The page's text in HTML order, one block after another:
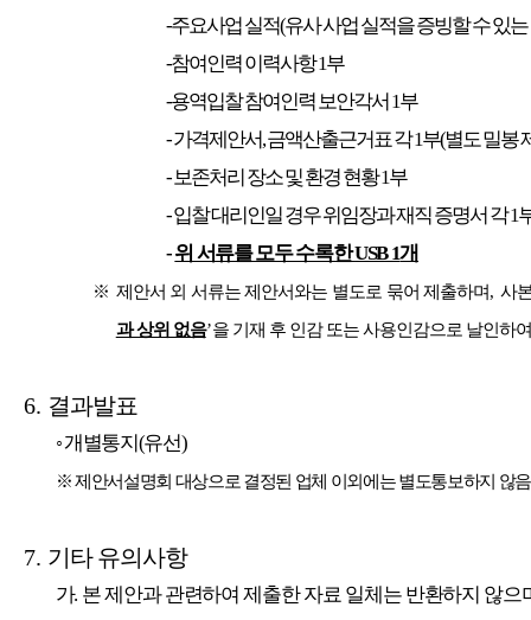
-주요사업 실적(유사 사업 실적을 증빙할 수 있
-참여인력 이력사항1부
-용역입찰 참여인력 보안각서 1부
-가격제안서,금액산출근거표 각1부(별도 밀봉
-보존처리 장소 및 환경 현황1부
-입찰 대리인일 경우 위임장과 재직 증명서 각1
-위 서류를 모두 수록한USB 1개
※ 제안서 외 서류는 제안서와는 별도로 묶어 제출하며, 사
과 상위 없음’을 기재 후 인감 또는 사용인감으로 날인하
6. 결과발표
◦개별통지(유선)
※제안서설명회 대상으로 결정된 업체 이외에는 별도통보하지 않음
7. 기타 유의사항
가. 본 제안과 관련하여 제출한 자료 일체는 반환하지 않으